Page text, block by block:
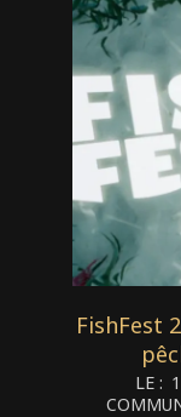
FishFest
LE :